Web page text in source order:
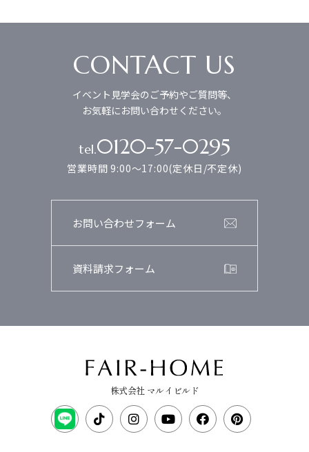
CONTACT US
イベント見学会のご予約やご質問等、
お気軽にお問い合わせください。
tel.0120-57-0295
営業時間 9:00～17:00(定休日/不定休)
お問い合わせフォーム
資料請求フォーム
株式会社 マルイビルド